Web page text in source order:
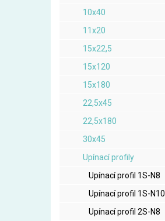
10x40
11x20
15x22,5
15x120
15x180
22,5x45
22,5x180
30x45
Upínací profily
Upínací profil 1S-N8
Upínací profil 1S-N10
Upínací profil 2S-N8